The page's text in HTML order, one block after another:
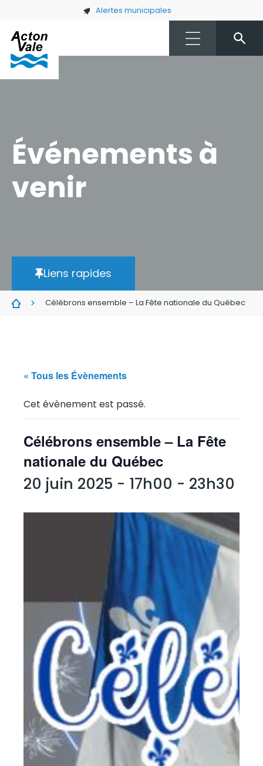
Skip to main content Alertes municipales
Événements à
venir
Liens rapides
Célébrons ensemble – La Fête nationale du Québec
« Tous les Évènements
Cet évènement est passé.
Célébrons ensemble – La Fête
nationale du Québec
20 juin 2025 - 17h00 - 23h30